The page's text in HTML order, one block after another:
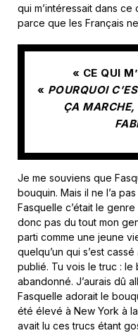
qui m’intéressait dans ce
parce que les Français
« CE QUI
« POURQUOI
ÇA
Je me souviens que
bouquin. Mais il ne l’a
Fasquelle c’était le
donc pas du tout mon
parti comme une jeune
quelqu’un qui s’est
publié. Tu vois le truc : le
abandonné. J’aurais dû
Fasquelle adorait le
été élevé à New York à
avait lu ces trucs étant